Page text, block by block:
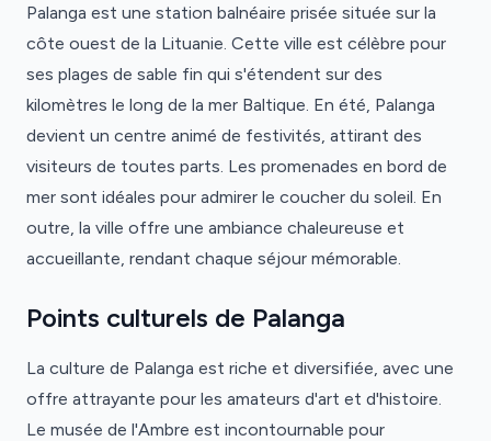
Palanga est une station balnéaire prisée située sur la
côte ouest de la Lituanie. Cette ville est célèbre pour
ses plages de sable fin qui s'étendent sur des
kilomètres le long de la mer Baltique. En été, Palanga
devient un centre animé de festivités, attirant des
visiteurs de toutes parts. Les promenades en bord de
mer sont idéales pour admirer le coucher du soleil. En
outre, la ville offre une ambiance chaleureuse et
accueillante, rendant chaque séjour mémorable.
Points culturels de Palanga
La culture de Palanga est riche et diversifiée, avec une
offre attrayante pour les amateurs d'art et d'histoire.
Le musée de l'Ambre est incontournable pour